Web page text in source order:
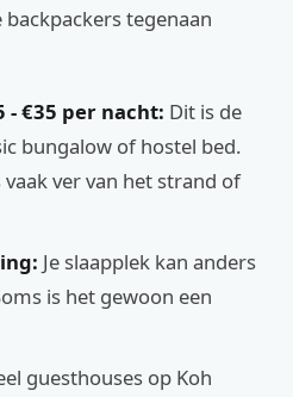
tegenaan
- €35 per nacht: Dit is de
bungalow of hostel bed.
ver van het strand of
Je slaapplek kan anders
is het gewoon een
guesthouses op Koh